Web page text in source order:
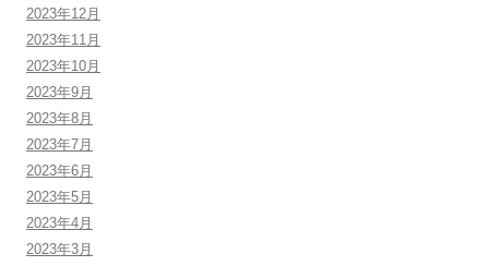
2023年12月
2023年11月
2023年10月
2023年9月
2023年8月
2023年7月
2023年6月
2023年5月
2023年4月
2023年3月